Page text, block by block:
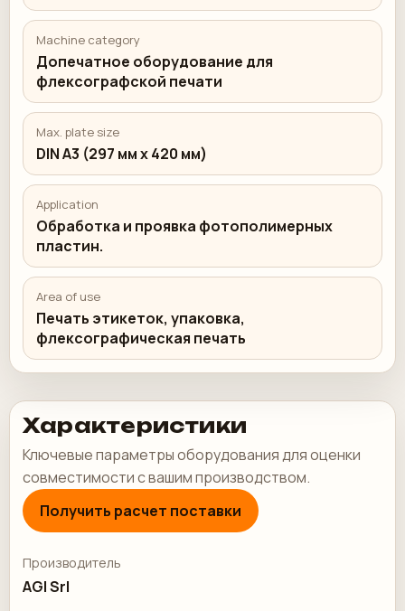
Machine category
Допечатное оборудование для
флексографской печати
Max. plate size
DIN A3 (297 мм x 420 мм)
Application
Обработка и проявка фотополимерных
пластин.
Area of use
Печать этикеток, упаковка,
флексографическая печать
Характеристики
Ключевые параметры оборудования для оценки
совместимости с вашим производством.
Получить расчет поставки
Производитель
AGI Srl